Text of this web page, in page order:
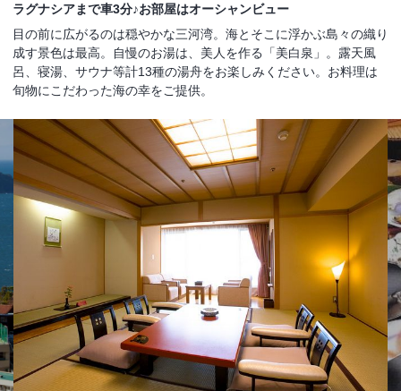
ラグナシアまで車3分♪お部屋はオーシャンビュー
目の前に広がるのは穏やかな三河湾。海とそこに浮かぶ島々の織り
成す景色は最高。自慢のお湯は、美人を作る「美白泉」。露天風
呂、寝湯、サウナ等計13種の湯舟をお楽しみください。お料理は
旬物にこだわった海の幸をご提供。